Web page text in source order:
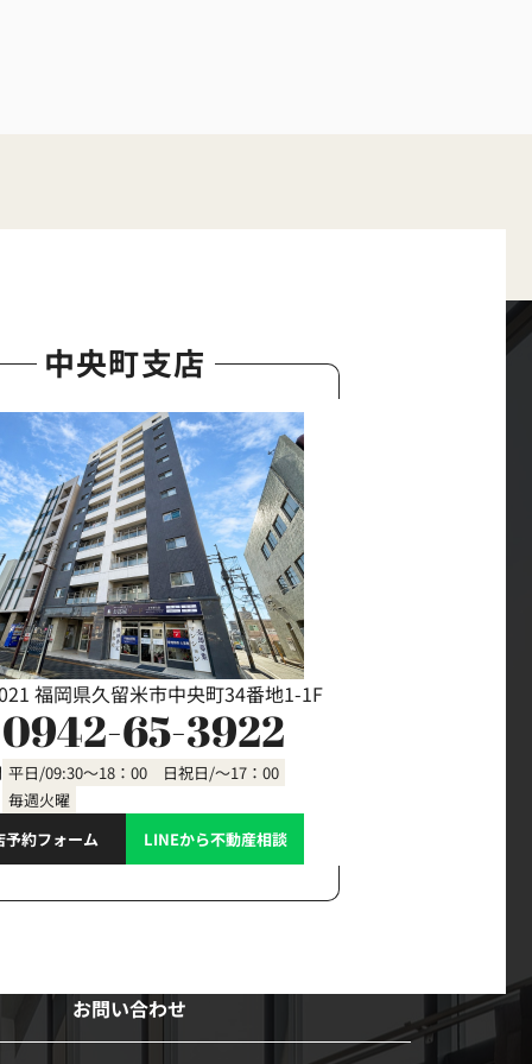
中央町支店
福岡県久留米市中央町34番地1-1F
0942-65-3922
平日/09:30～18：00 日祝日/～17：00
毎週火曜
予約フォーム
LINEから不動産相談
お問い合わせ